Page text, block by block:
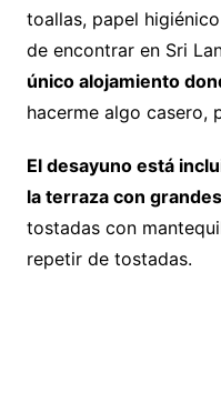
toallas, papel
de encontrar en Sri
único alojamiento
hacerme algo casero,
El desayuno está
la terraza con
tostadas con
repetir de tostadas.